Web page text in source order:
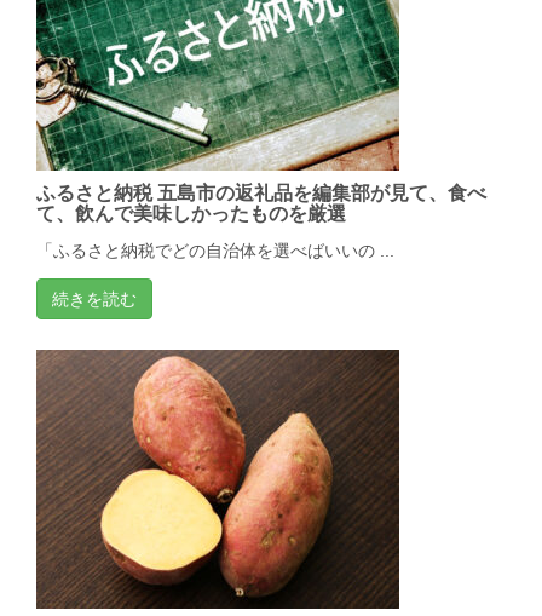
ふるさと納税 五島市の返礼品を編集部が見て、食べ
て、飲んで美味しかったものを厳選
「ふるさと納税でどの自治体を選べばいいの ...
続きを読む